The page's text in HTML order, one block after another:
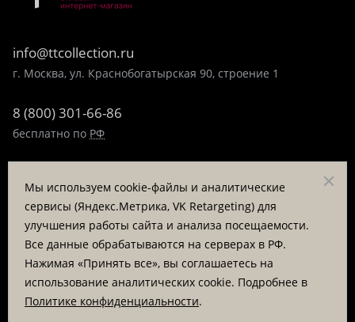
info@ttcollection.ru
г. Москва, ул. Краснобогатырская 90, строение 1
8 (800) 301-66-86
бесплатно по РФ
пн-пт 9:00-17:00
Заказать звонок
Вся информация на сайте представлена для ознакомления
Мы используем cookie-файлы и аналитические
сервисы (Яндекс.Метрика, VK Retargeting) для
улучшения работы сайта и анализа посещаемости.
Все данные обрабатываются на серверах в РФ.
Нажимая «Принять все», вы соглашаетесь на
использование аналитических cookie. Подробнее в
Политике конфиденциальности.